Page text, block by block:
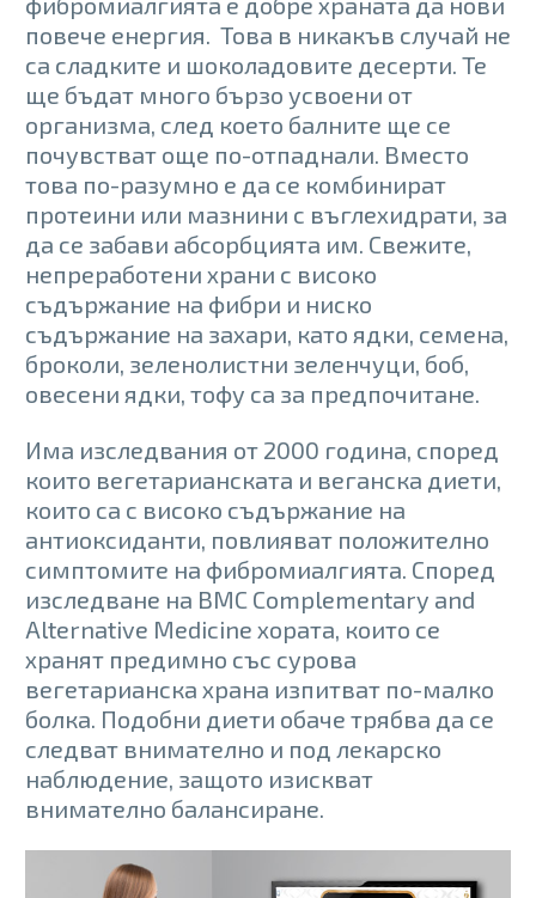
повече енергия. Това в никакъв случай не
са сладките и шоколадовите десерти. Те
ще бъдат много бързо усвоени от
организма, след което балните ще се
почувстват още по-отпаднали. Вместо
това по-разумно е да се комбинират
протеини или мазнини с въглехидрати, за
да се забави абсорбцията им. Свежите,
непреработени храни с високо
съдържание на фибри и ниско
съдържание на захари, като ядки, семена,
броколи, зеленолистни зеленчуци, боб,
овесени ядки, тофу са за предпочитане.
Има изследвания от 2000 година, според
които вегетарианската и веганска диети,
които са с високо съдържание на
антиоксиданти, повлияват положително
симптомите на фибромиалгията. Според
изследване на BMC Complementary and
Alternative Medicine хората, които се
хранят предимно със сурова
вегетарианска храна изпитват по-малко
болка. Подобни диети обаче трябва да се
следват внимателно и под лекарско
наблюдение, защото изискват
внимателно балансиране.